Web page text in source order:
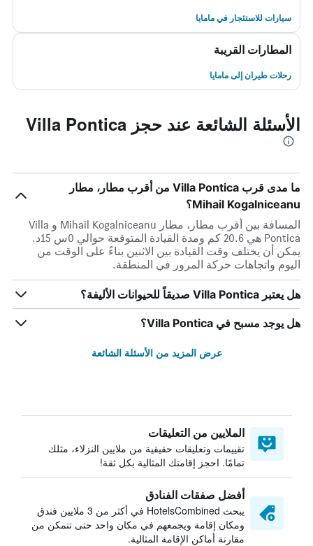
سيارات للاستئجار في مامايا
المطارات القريبة
رحلات طيران إلى مامايا
الأسئلة الشائعة عند حجز Villa Pontica
ما مدى قرب Villa Pontica من أقرب مطار، مطار
Mihail Kogalniceanu؟
المسافة بين أقرب مطار، مطار Mihail Kogalniceanu و Villa
Pontica هي 20.6 كم ومدة القيادة المتوقعة حوالي 0س 15د.
يمكن أن يختلف وقت القيادة بين الاثنين بناءً على الوقت من
اليوم واتجاهات حركة المرور في المنطقة.
هل يعتبر Villa Pontica صديقاً للحيوانات الأليفة؟
هل يوجد مسبح في Villa Pontica؟
عرض المزيد من الأسئلة الشائعة
الملايين من التعليقات
تقييمات وتعليقات حقيقية من ملايين النزلاء، مثلك
تمامًا. احجز إقامتك المثالية بكل ثقة!
أفضل صفقات الفنادق
يبحث HotelsCombined في أكثر من 3 ملايين فندق
ومكان إقامة ويجمعهم في مكان واحد حتى تتمكن من
مقارنة أماكن الإقامة المثالية.